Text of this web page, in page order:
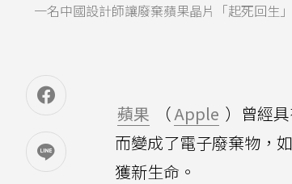
一名中國設計師讓廢棄蘋果晶片「起死回生
蘋果 （Apple ）曾經
而變成了電子廢棄物，
獲新生命。